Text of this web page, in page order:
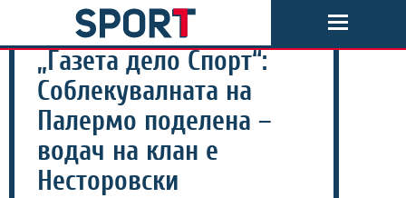
„Газета дело Спорт“:
Соблекувалната на
Палермо поделена –
водач на клан е
Несторовски